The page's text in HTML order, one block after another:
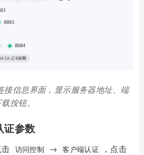
接信息界面，显示服务器地址、端
按钮。
证参数
访问控制 → 客户端认证 ，点击